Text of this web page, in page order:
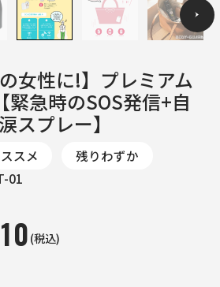
女性に!】プレミアム
緊急時のSOS発信+自
スプレー】
スメ
残りわずか
01
(税込)